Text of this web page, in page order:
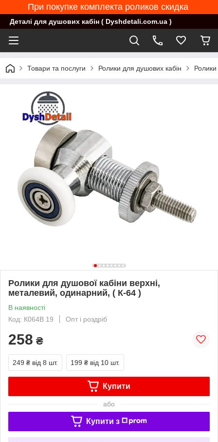
При покупке комплекта роликов скидка
Деталі для душових кабін ( Dyshdetali.com.ua )
Товари та послуги Ролики для душових кабін
Ролики для душової кабіни верхні,
металевий, одинарний, ( К-64 )
В наявності
Код: К064В 19
Опт і роздріб
258 ₴
249 ₴ від 8 шт. 199 ₴ від 10 шт.
Купити
або
Купити з